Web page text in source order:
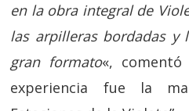
en la obra integral de
las arpilleras bordadas y
gran formato«,
experiencia fue la